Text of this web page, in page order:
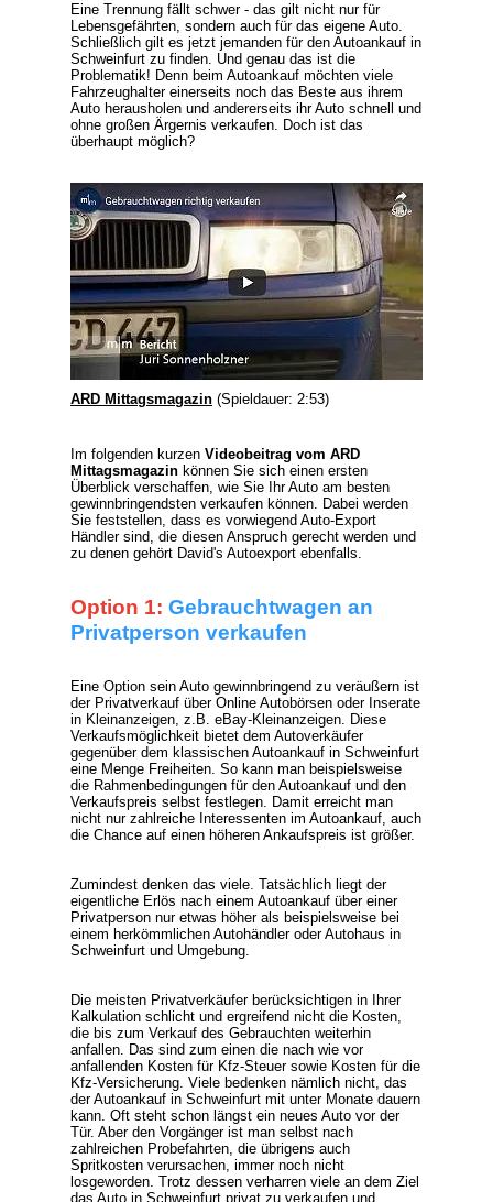
Eine Trennung fällt schwer - das gilt nicht nur für
Lebensgefährten, sondern auch für das eigene Auto.
Schließlich gilt es jetzt jemanden für den Autoankauf in
Schweinfurt zu finden. Und genau das ist die
Problematik! Denn beim Autoankauf möchten viele
Fahrzeughalter einerseits noch das Beste aus ihrem
Auto herausholen und andererseits ihr Auto schnell und
ohne großen Ärgernis verkaufen. Doch ist das
überhaupt möglich?
ARD Mittagsmagazin (Spieldauer: 2:53)
Im folgenden kurzen Videobeitrag vom ARD
Mittagsmagazin können Sie sich einen ersten
Überblick verschaffen, wie Sie Ihr Auto am besten
gewinnbringendsten verkaufen können. Dabei werden
Sie feststellen, dass es vorwiegend Auto-Export
Händlersind, die diesen Anspruch gerecht werden und
zu denen gehört David's Autoexport ebenfalls.
Option 1: Gebrauchtwagen an
Privatperson verkaufen
Eine Option sein Auto gewinnbringend zu veräußern ist
der Privatverkauf über Online Autobörsen oder Inserate
in Kleinanzeigen, z.B. eBay-Kleinanzeigen. Diese
Verkaufsmöglichkeit bietet dem Autoverkäufer
gegenüber dem klassischen Autoankauf in Schweinfurt
eine Menge Freiheiten. So kann man beispielsweise
die Rahmenbedingungen für den Autoankauf und den
Verkaufspreis selbst festlegen. Damit erreicht man
nicht nur zahlreiche Interessenten im Autoankauf, auch
die Chance auf einen höheren Ankaufspreis ist größer.
Zumindest denken das viele. Tatsächlich liegt der
eigentliche Erlös nach einem Autoankauf über einer
Privatperson nur etwas höher als beispielsweise bei
einem herkömmlichen Autohändler oder Autohaus in
Schweinfurt und Umgebung.
Die meisten Privatverkäufer berücksichtigen in Ihrer
Kalkulation schlicht und ergreifend nicht die Kosten,
die bis zum Verkauf des Gebrauchten weiterhin
anfallen. Das sind zum einen die nach wie vor
anfallenden Kosten für Kfz-Steuer sowie Kosten für die
Kfz-Versicherung. Viele bedenken nämlich nicht, das
der Autoankauf in Schweinfurt mit unter Monate dauern
kann. Oft steht schon längst ein neues Auto vor der
Tür. Aber den Vorgänger ist man selbst nach
zahlreichen Probefahrten, die übrigens auch
Spritkosten verursachen, immer noch nicht
losgeworden. Trotz dessen verharren viele an dem Ziel
das Auto in Schweinfurt privat zu verkaufen und